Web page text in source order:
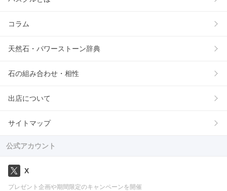
コラム
天然石・パワーストーン辞典
石の組み合わせ・相性
出店について
サイトマップ
公式アカウント
X
プレゼント企画や期間限定のキャンペーンを開催